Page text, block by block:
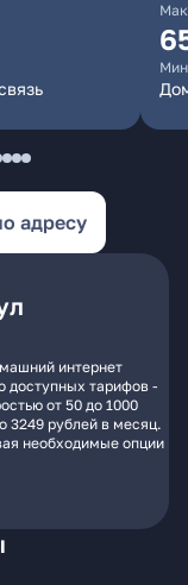
адресу
интернет
доступных тарифов -
от 50 до 1000
3249 рублей в месяц.
необходимые опции